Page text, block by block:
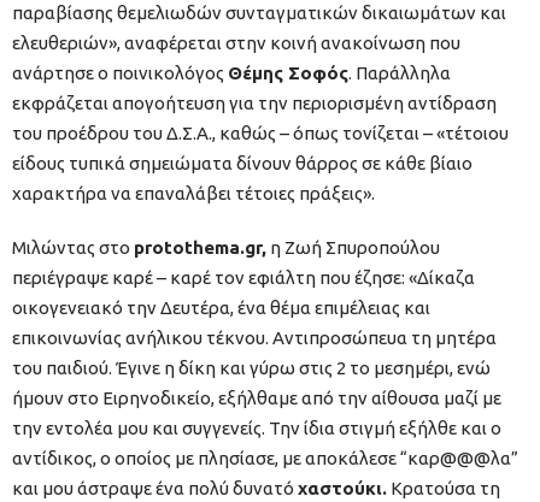
παραβίασης θεμελιωδών συνταγματικών δικαιωμάτων και
ελευθεριών», αναφέρεται στην κοινή ανακοίνωση που
ανάρτησε ο ποινικολόγος Θέμης Σοφός. Παράλληλα
εκφράζεται απογοήτευση για την περιορισμένη αντίδραση
του προέδρου του Δ.Σ.Α., καθώς – όπως τονίζεται – «τέτοιου
είδους τυπικά σημειώματα δίνουν θάρρος σε κάθε βίαιο
χαρακτήρα να επαναλάβει τέτοιες πράξεις».
Μιλώντας στο protothema.gr, η Ζωή Σπυροπούλου
περιέγραψε καρέ – καρέ τον εφιάλτη που έζησε: «Δίκαζα
οικογενειακό την Δευτέρα, ένα θέμα επιμέλειας και
επικοινωνίας ανήλικου τέκνου. Αντιπροσώπευα τη μητέρα
του παιδιού. Έγινε η δίκη και γύρω στις 2 το μεσημέρι, ενώ
ήμουν στο Ειρηνοδικείο, εξήλθαμε από την αίθουσα μαζί με
την εντολέα μου και συγγενείς. Την ίδια στιγμή εξήλθε και ο
αντίδικος, ο οποίος με πλησίασε, με αποκάλεσε “καρ@@@λα”
και μου άστραψε ένα πολύ δυνατό χαστούκι. Κρατούσα τη